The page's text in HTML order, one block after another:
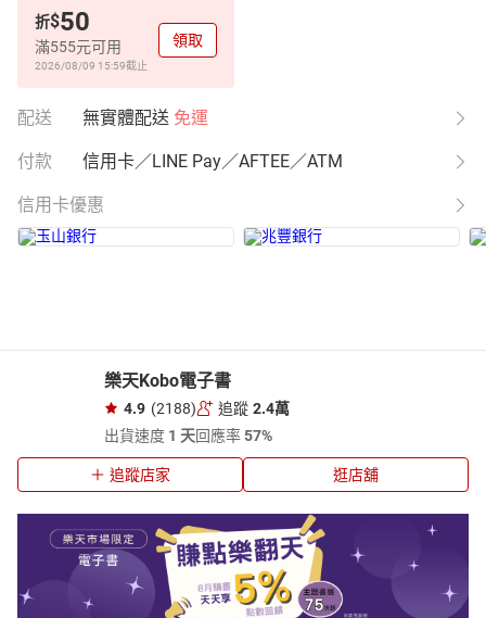
折$50
滿555元可用
2026/08/09 15:59截止
領取
配送 無實體配送 免運
付款 信用卡／LINE Pay／AFTEE／ATM
信用卡優惠
樂天Kobo電子書
4.9 (2188) 追蹤 2.4萬
出貨速度 1 天回應率57%
追蹤店家 逛店舖